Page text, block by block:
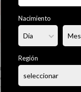
Normal
alegre,
a los problemas y
Nacimiento
Región